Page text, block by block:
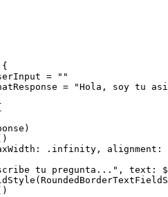
{
= ""
= "Hola, soy tu
.infinity, alignment:
tu pregunta...", text: